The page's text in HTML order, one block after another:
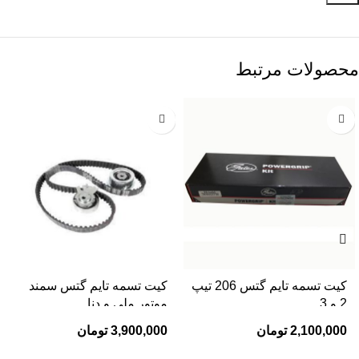
محصولات مرتبط
کیت تسمه تایم گتس 206 تیپ
2 و 3
2,100,000 تومان
کیت تسمه تایم گتس سمند
موتور ملی و دنا
3,900,000 تومان